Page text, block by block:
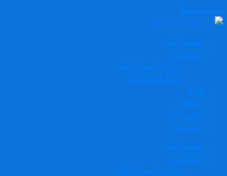
پرش به محتوا
صفحه اصلی
خدمات ما
دراوردن اشیا از لوله
رفع گرفتگی لوله
وبلاگ
مناطق
تماس با ما
درباره ما
صفحه اصلی
خدمات ما
دراوردن اشیا از لوله